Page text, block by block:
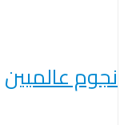
نجوم عالميين